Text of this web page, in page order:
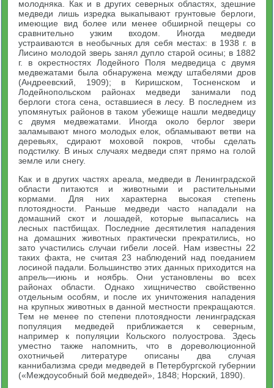
молодняка. Как и в других северных областях, здешние
медведи лишь изредка выкапывают грунтовые берлоги,
имеющие вид более или менее обширной пещеры со
сравнительно узким входом. Иногда медведи
устраиваются в необычных для себя местах: в 1938 г. в
Лисино молодой зверь занял дупло старой осины; в 1882
г. в окрестностях Лодейного Поля медведица с двумя
медвежатами была обнаружена между штабелями дров
(Андреевский, 1909); в Киришском, Тосненском и
Лодейнопольском районах медведи занимали под
берлоги стога сена, оставшиеся в лесу. В последнем из
упомянутых районов в таком убежище нашли медведицу
с двумя медвежатами. Иногда около берлог звери
заламывают много молодых елок, обламывают ветви на
деревьях, сдирают моховой покров, чтобы сделать
подстилку. В иных случаях медведи спят прямо на голой
земле или снегу.
Как и в других частях ареала, медведи в Ленинградской
области питаются и животными и растительными
кормами. Для них характерна высокая степень
плотоядности. Раньше медведи часто нападали на
домашний скот и лошадей, которые выпасались на
лесных пастбищах. Последние десятилетия нападения
на домашних животных практически прекратились, но
зато участились случаи гибели лосей. Нам известны 22
таких факта, не считая 23 наблюдений над поеданием
лосиной падали. Большинство этих данных приходится на
апрель—июнь и ноябрь. Они установлены во всех
районах области. Однако хищничество свойственно
отдельным особям, и после их уничтожения нападения
на крупных животных в данной местности прекращаются.
Тем не менее по степени плотоядности ленинградская
популяция медведей приближается к северным,
например к популяции Кольского полуострова. Здесь
уместно также напомнить, что в дореволюционной
охотничьей литературе описаны два случая
каннибализма среди медведей в Петербургской губернии
(«Междоусобный бой медведей», 1848; Норский, 1890).